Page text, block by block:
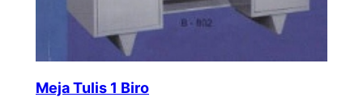
Meja Tulis 1 Biro